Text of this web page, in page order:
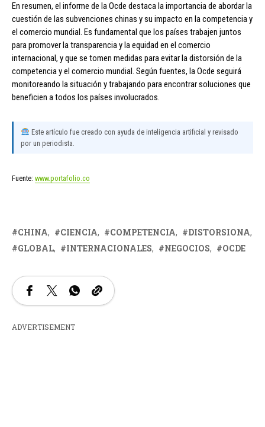
En resumen, el informe de la Ocde destaca la importancia de abordar la
cuestión de las subvenciones chinas y su impacto en la competencia y
el comercio mundial. Es fundamental que los países trabajen juntos
para promover la transparencia y la equidad en el comercio
internacional, y que se tomen medidas para evitar la distorsión de la
competencia y el comercio mundial. Según fuentes, la Ocde seguirá
monitoreando la situación y trabajando para encontrar soluciones que
beneficien a todos los países involucrados.
Este artículo fue creado con ayuda de inteligencia artificial y revisado
por un periodista.
Fuente: www.portafolio.co
CHINA CIENCIA COMPETENCIA
DISTORSIONA
GLOBAL
INTERNACIONALES NEGOCIOS OCDE
ADVERTISEMENT